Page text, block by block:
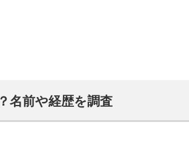
名前や経歴を調査